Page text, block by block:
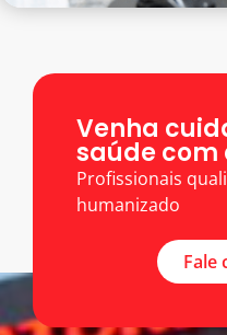
Venha
saúde com
Profissionais
humanizado
Fale